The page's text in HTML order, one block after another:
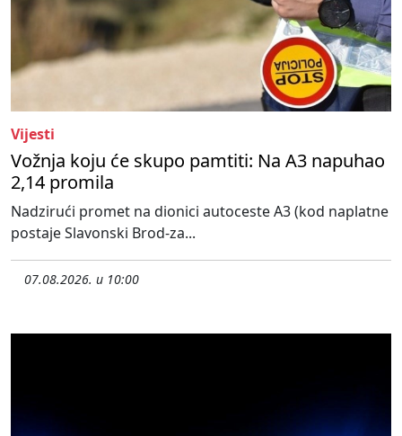
Vijesti
Vožnja koju će skupo pamtiti: Na A3 napuhao
2,14 promila
Nadzirući promet na dionici autoceste A3 (kod naplatne
postaje Slavonski Brod-za...
07.08.2026. u 10:00